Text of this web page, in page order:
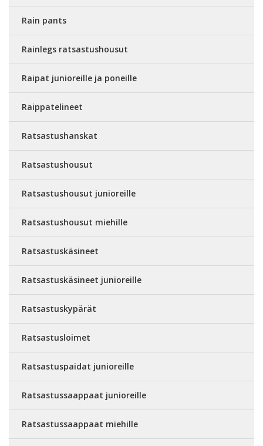
Rain pants
Rainlegs ratsastushousut
Raipat junioreille ja poneille
Raippatelineet
Ratsastushanskat
Ratsastushousut
Ratsastushousut junioreille
Ratsastushousut miehille
Ratsastuskäsineet
Ratsastuskäsineet junioreille
Ratsastuskypärät
Ratsastusloimet
Ratsastuspaidat junioreille
Ratsastussaappaat junioreille
Ratsastussaappaat miehille